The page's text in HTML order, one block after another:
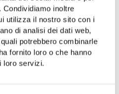
inoltre
utilizza il nostro sito con i
di analisi dei dati web,
potrebbero combinarle
fornito loro o che hanno
loro servizi.